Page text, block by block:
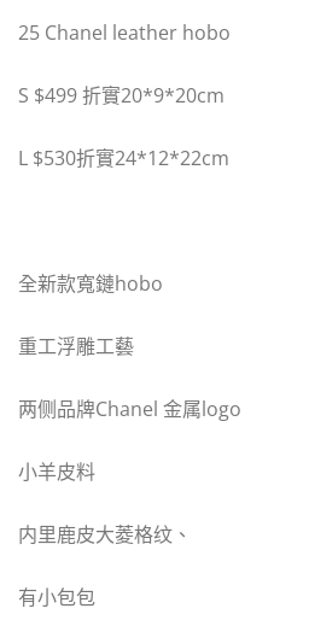
25 Chanel leather hobo
S $499 折實20*9*20cm
L $530折實24*12*22cm
全新款寬鏈hobo
重工浮雕工藝
两侧品牌Chanel 金属logo
小羊皮料
内里鹿皮大菱格纹、
有小包包